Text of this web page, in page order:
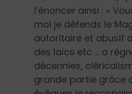
l’énoncer ainsi : «
moi je défends le
autoritaire et abusif
des laïcs etc … a
décennies,
grande partie grâce